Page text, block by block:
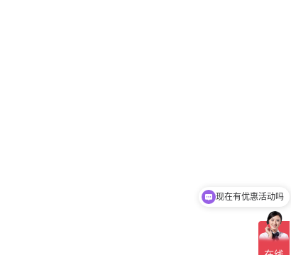
可以介绍下你们的产品么